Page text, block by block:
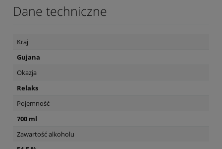
Dane techniczne
Kraj
Gujana
Okazja
Relaks
Pojemność
700 ml
Zawartość alkoholu